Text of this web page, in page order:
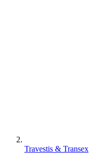
Travestis & Transex